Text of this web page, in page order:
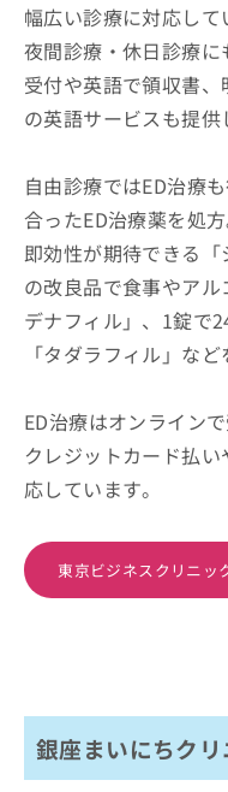
幅広い診療に対応して
夜間診療・休日診療
受付や英語で領収書
の英語サービスも提供
自由診療ではED治療
合ったED治療薬を処方
即効性が期待できる
の改良品で食事やア
デナフィル」、1錠で
「タダラフィル」な
ED治療はオンライン
クレジットカード払
応しています。
東京ビジネスクリニッ
銀座まいにちクリ